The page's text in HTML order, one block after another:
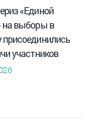
«Единой
на выборы в
присоединились
участников